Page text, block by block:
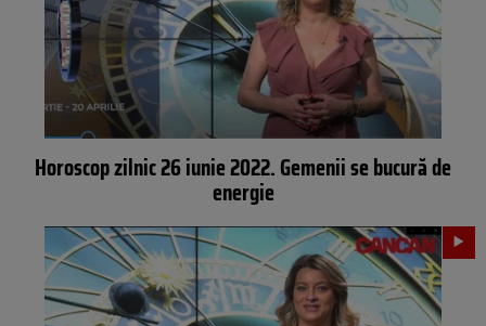
Horoscop zilnic 26 iunie 2022. Gemenii se bucură de
energie